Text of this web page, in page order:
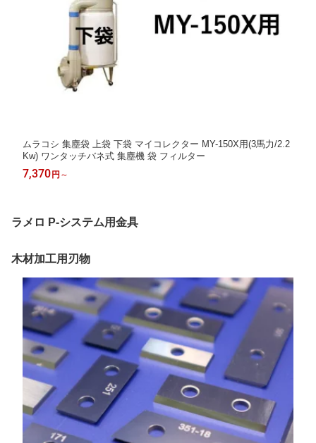
ムラコシ 集塵袋 上袋 下袋 マイコレクター MY-150X用(3馬力/2.2
Kw) ワンタッチバネ式 集塵機 袋 フィルター
7,370 円 ～
ラメロ P-システム用金具
木材加工用刃物